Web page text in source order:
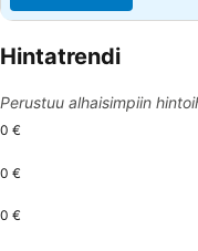
Hintatrendi
Perustuu alhaisimpiin
0 €
0 €
0 €